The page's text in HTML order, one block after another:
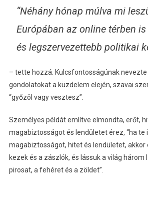
“Néhány hónap múlva mi
Európában az online térben
és legszervezettebb politikai
– tette hozzá. Kulcsfontosságúnak
gondolatokat a küzdelem elején, szavai
“győzöl vagy vesztesz”.
Személyes példát említve elmondta, erőt,
magabiztosságot és lendületet érez, “ha te
magabiztosságot, hitet és lendületet, akkor
kezek és a zászlók, és lássuk a világ három
pirosat, a fehéret és a zöldet”.